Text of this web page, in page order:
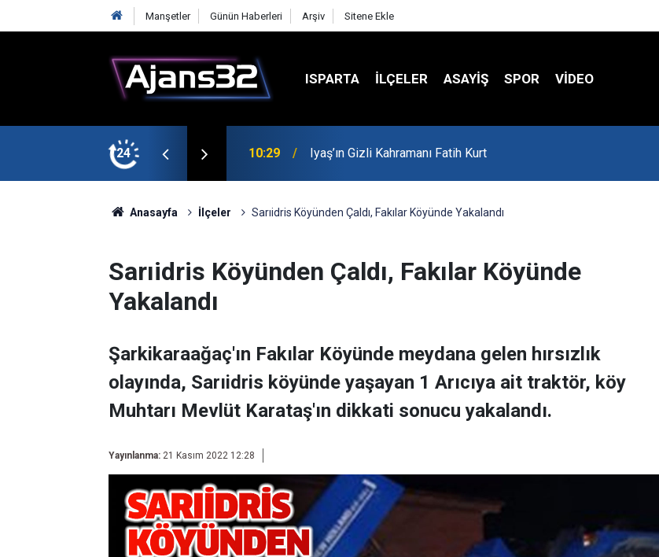
Manşetler Günün Haberleri Arşiv Sitene Ekle
ISPARTA İLÇELER ASAYİŞ SPOR VIDEO
24 00:52 Isparta'da Asker Eğlencesinde Kavga Çıktı
Anasayfa İlçeler Sarıidris Köyünden Çaldı, Fakılar Köyünde Yakalandı
Sarıidris Köyünden Çaldı, Fakılar Köyünde
Yakalandı
Şarkikaraağaç'ın Fakılar Köyünde meydana gelen hırsızlık
olayında, Sarıidris köyünde yaşayan 1 Arıcıya ait traktör, köy
Muhtarı Mevlüt Karataş'ın dikkati sonucu yakalandı.
Yayınlanma: 21 Kasım 2022 12:28